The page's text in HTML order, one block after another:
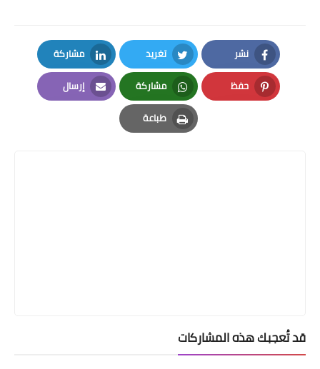
نشر
Facebook
تغريد
Twitter
مشاركة
LinkedIn
حفظ
Pinterest
مشاركة
Whatsapp
إرسال
Email
طباعة
Print
قد تُعجبك هذه المشاركات